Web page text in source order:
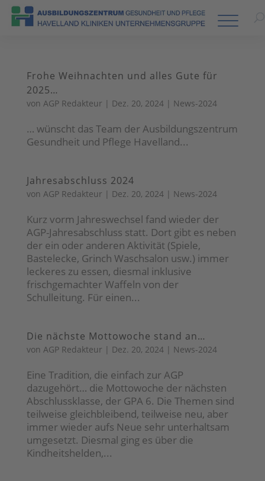
Frohe Weihnachten und alles Gute für
2025…
von AGP Redakteur | Dez. 20, 2024| News-2024
… wünscht das Team der Ausbildungszentrum
Gesundheit und Pflege Havelland...
Jahresabschluss 2024
von AGP Redakteur | Dez. 20, 2024| News-2024
Kurz vorm Jahreswechsel fand wieder der
AGP-Jahresabschluss statt. Dort gibt es neben
der ein oder anderen Aktivität (Spiele,
Bastelecke, Grinch Waschsalon usw.) immer
leckeres zu essen, diesmal inklusive
frischgemachter Waffeln von der
Schulleitung. Für einen...
Die nächste Mottowoche stand an…
von AGP Redakteur | Dez. 20, 2024| News-2024
Eine Tradition, die einfach zur AGP
dazugehört… die Mottowoche der nächsten
Abschlussklasse, der GPA 6. Die Themen sind
teilweise gleichbleibend, teilweise neu, aber
immer wieder aufs Neue sehr unterhaltsam
umgesetzt. Diesmal ging es über die
Kindheitshelden,...